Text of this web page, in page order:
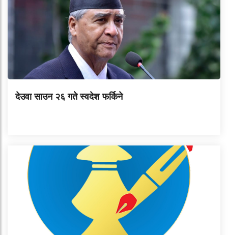
देउवा साउन २६ गते स्वदेश फर्किने